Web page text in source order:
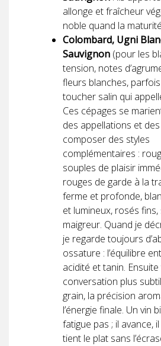
allonge et fraîcheur
noble quand la
Colombard, Ugni
Sauvignon (pour les
tension, notes
fleurs blanches,
toucher salin qui
Ces cépages se
des appellations et
composer des styles
complémentaires :
souples de plaisir
rouges de garde à la
ferme et profonde,
et lumineux, rosés
maigreur. Quand je
je regarde toujours
ossature : l’équilibre
acidité et tanin. Ensuite
conversation plus
grain, la précision
l’énergie finale. Un vin
fatigue pas ; il avance,
tient le plat sans